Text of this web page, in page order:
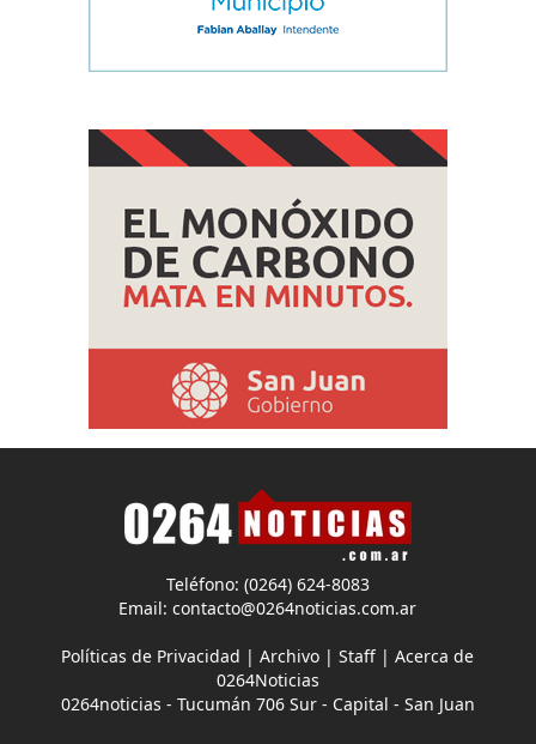
Teléfono: (0264) 624-8083
Email:contacto@0264noticias.com.ar
Políticas de Privacidad |Archivo |Staff |Acerca de
0264Noticias
0264noticias - Tucumán 706 Sur - Capital - San Juan